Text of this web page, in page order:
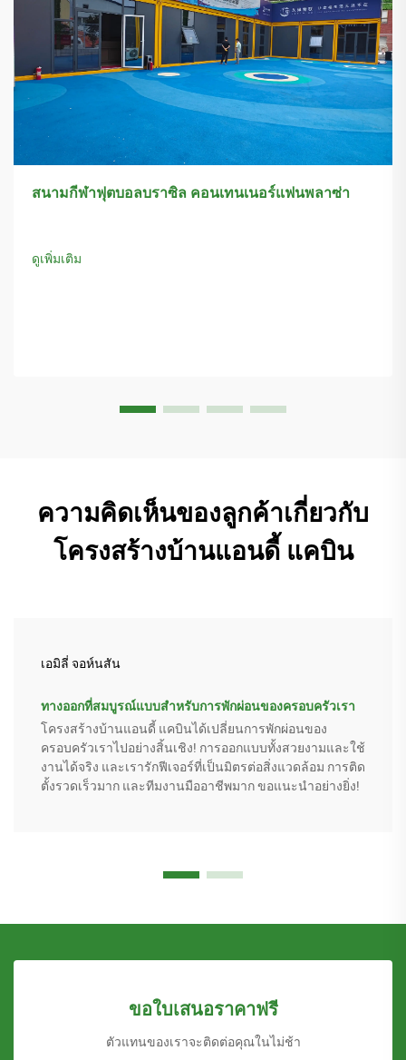
สนามกีฬาฟุตบอลบราซิล คอนเทนเนอร์แฟนพลาซ่า
ดูเพิ่มเติม
ความคิดเห็นของลูกค้าเกี่ยวกับ
โครงสร้างบ้านแอนดี้ แคบิน
เอมิลี่ จอห์นสัน
ทางออกที่สมบูรณ์แบบสำหรับการพักผ่อนของครอบครัวเรา
โครงสร้างบ้านแอนดี้ แคบินได้เปลี่ยนการพักผ่อนของ
ครอบครัวเราไปอย่างสิ้นเชิง! การออกแบบทั้งสวยงามและใช้
งานได้จริง และเรารักฟีเจอร์ที่เป็นมิตรต่อสิ่งแวดล้อม การติด
ตั้งรวดเร็วมาก และทีมงานมืออาชีพมาก ขอแนะนำอย่างยิ่ง!
ขอใบเสนอราคาฟรี
ตัวแทนของเราจะติดต่อคุณในไม่ช้า